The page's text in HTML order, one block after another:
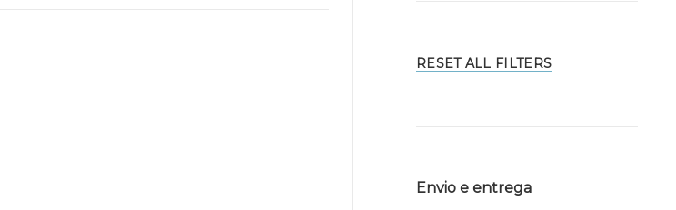
RESET ALL FILTERS
Envio e entrega